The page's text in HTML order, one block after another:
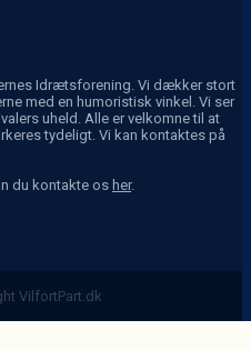
Idrætsforening. Vi dækker stort
med en humoristisk vinkel. Vi ser
uheld. Alle er velkomne til at
tydeligt. Vi kan kontaktes på
du kontakte os her.
VilfortPart.dk